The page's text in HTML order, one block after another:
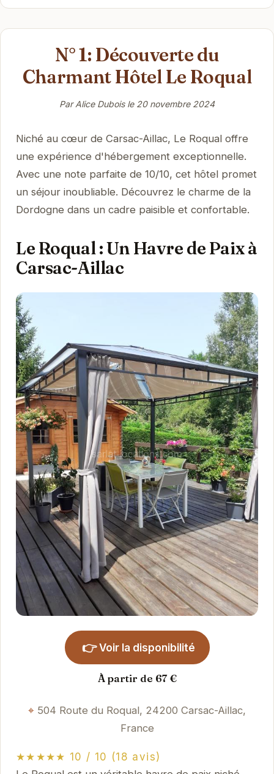
N° 1: Découverte du
Charmant Hôtel Le Roqual
Par Alice Dubois le 20 novembre 2024
Niché au cœur de Carsac-Aillac, Le Roqual offre
une expérience d'hébergement exceptionnelle.
Avec une note parfaite de 10/10, cet hôtel promet
un séjour inoubliable. Découvrez le charme de la
Dordogne dans un cadre paisible et confortable.
Le Roqual : Un Havre de Paix à
Carsac-Aillac
👉 Voir la disponibilité
À partir de 67 €
504 Route du Roqual, 24200 Carsac-Aillac,
France
★★★★★ 10 / 10 (18 avis)